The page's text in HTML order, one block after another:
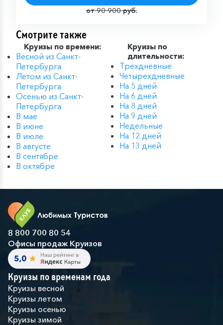
от 90 900 руб.
Смотрите также
Круизы по времени:
Весной из Санкт-
Петербурга
Летом из Санкт-
Петербурга
Осенью из Санкт-
Петербурга
В мае
В июне
В июле
В августе
В сентябре
В октябре
Круизы по
длительности:
Трехдневные
Четырехдневные
На 5 дней
На 6 дней
На 8 дней
На 9 дней
Недельные
На 12 дней
На 13 дней
8 800 700 80 54
Офисы продаж Круизов
Круизы по временам года
Круизы весной
Круизы летом
Круизы осенью
Круизы зимой